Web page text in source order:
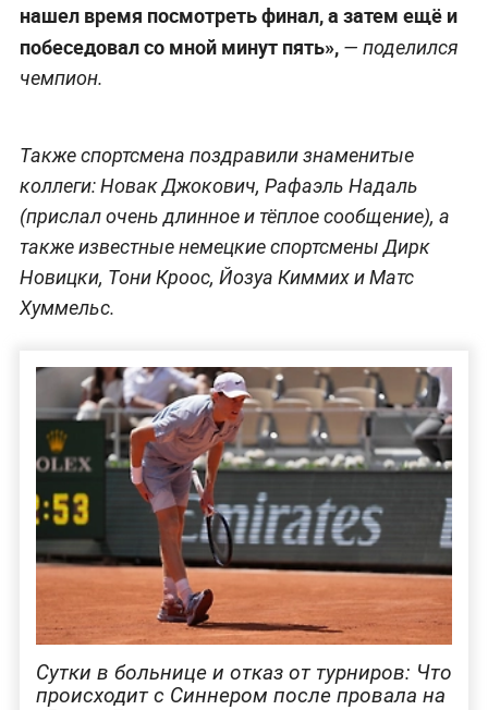
нашел время посмотреть финал, а затем ещё и
побеседовал со мной минут пять», — поделился
чемпион.
Также спортсмена поздравили знаменитые
коллеги: Новак Джокович, Рафаэль Надаль
(прислал очень длинное и тёплое сообщение), а
также известные немецкие спортсмены Дирк
Новицки, Тони Кроос, Йозуа Киммих и Матс
Хуммельс.
Сутки в больнице и отказ от турниров: Что
происходит с Синнером после провала на